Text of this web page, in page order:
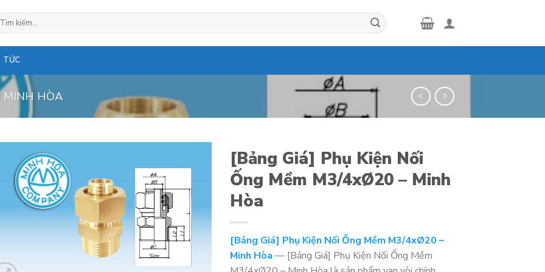
TỨC
MINH HÒA
[Bảng Giá] Phụ Kiện Nối
Ống Mềm M3/4xØ20 – Minh
Hòa
[Bảng Giá] Phụ Kiện Nối Ống Mềm M3/4xØ20 –
Minh Hòa — [Bảng Giá] Phụ Kiện Nối Ống Mềm